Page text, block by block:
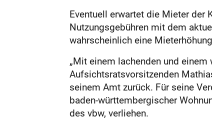
Eventuell erwartet die Mieter
Nutzungsgebühren mit dem
wahrscheinlich eine
„Mit einem lachenden und
Aufsichtsratsvorsitzenden
seinem Amt zurück. Für seine
baden-württembergischer
des vbw, verliehen.